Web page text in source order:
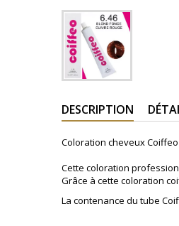
DESCRIPTION
Coloration cheveux
Cette coloration
Grâce à cette coloration
La contenance du tube